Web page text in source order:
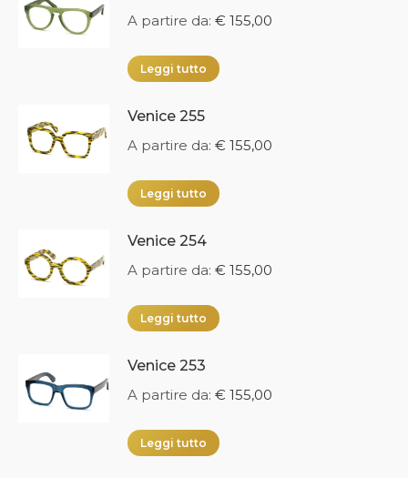
A partire da: € 155,00
Leggi tutto
Venice 255
A partire da: € 155,00
Leggi tutto
Venice 254
A partire da: € 155,00
Leggi tutto
Venice 253
A partire da: € 155,00
Leggi tutto